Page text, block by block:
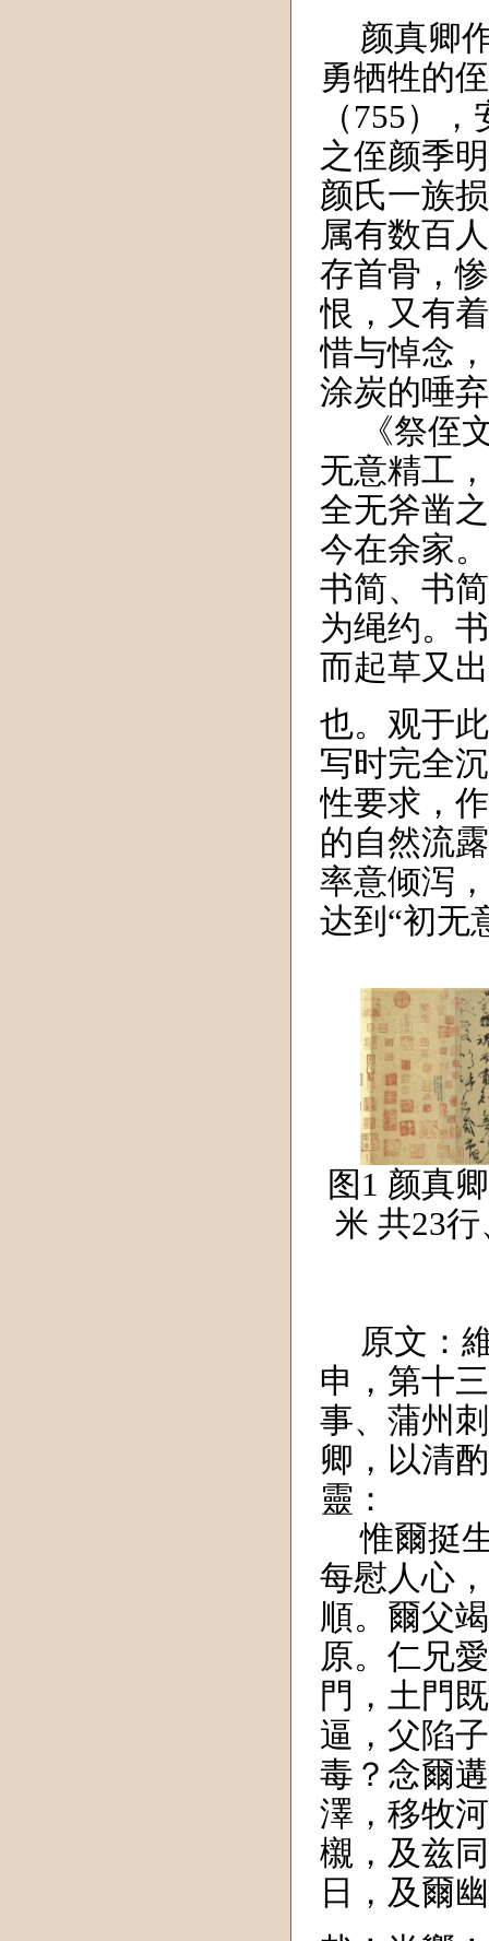
颜真卿
勇牺牲的
（755）
之侄颜季
颜氏一族
属有数百
存首骨，
恨，又有
惜与悼念
涂炭的唾
《祭侄
无意精工
全无斧凿
今在余家
书简、书
为绳约。
而起草又
也。观于
写时完全
性要求，
的自然流
率意倾泻
达到“初无
图1 颜真
米 共23
原文：
申，第十
事、蒲州
卿，以清
靈：
惟爾挺
每慰人心
順。爾父
原。仁兄
門，土門
逼，父陷
毒？念爾
澤，移牧
櫬，及兹
日，及爾